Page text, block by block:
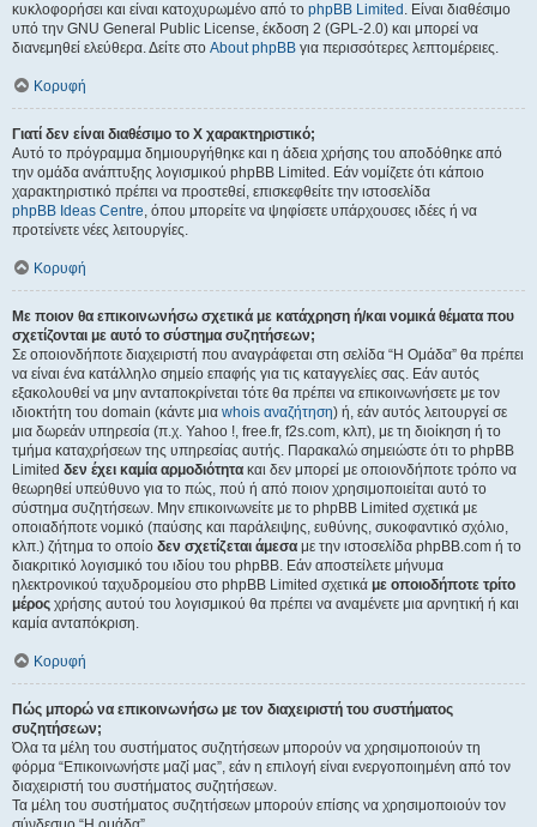
κυκλοφορήσει και είναι κατοχυρωμένο από το phpBB Limited . Είναι διαθέσιμο
υπό την GNU General Public License, έκδοση 2 (GPL-2.0) και μπορεί να
διανεμηθεί ελεύθερα. Δείτε στο About phpBB για περισσότερες λεπτομέρειες.
Κορυφή
Γιατί δεν είναι διαθέσιμο το Χ χαρακτηριστικό;
Αυτό το πρόγραμμα δημιουργήθηκε και η άδεια χρήσης του αποδόθηκε από
την ομάδα ανάπτυξης λογισμικού phpBB Limited. Εάν νομίζετε ότι κάποιο
χαρακτηριστικό πρέπει να προστεθεί, επισκεφθείτε την ιστοσελίδα
phpBB Ideas Centre, όπου μπορείτε να ψηφίσετε υπάρχουσες ιδέες ή να
προτείνετε νέες λειτουργίες.
Κορυφή
Με ποιον θα επικοινωνήσω σχετικά με κατάχρηση ή/και νομικά θέματα που
σχετίζονται με αυτό το σύστημα συζητήσεων;
Σε οποιονδήποτε διαχειριστή που αναγράφεται στη σελίδα “Η Ομάδα” θα πρέπει
να είναι ένα κατάλληλο σημείο επαφής για τις καταγγελίες σας. Εάν αυτός
εξακολουθεί να μην ανταποκρίνεται τότε θα πρέπει να επικοινωνήσετε με τον
ιδιοκτήτη του domain (κάντε μια whois αναζήτηση) ή, εάν αυτός λειτουργεί σε
μια δωρεάν υπηρεσία (π.χ. Yahoo !, free.fr, f2s.com, κλπ), με τη διοίκηση ή το
τμήμα καταχρήσεων της υπηρεσίας αυτής. Παρακαλώ σημειώστε ότι το phpBB
Limited δεν έχει καμία αρμοδιότητα και δεν μπορεί με οποιονδήποτε τρόπο να
θεωρηθεί υπεύθυνο για το πώς, πού ή από ποιον χρησιμοποιείται αυτό το
σύστημα συζητήσεων. Μην επικοινωνείτε με το phpBB Limited σχετικά με
οποιαδήποτε νομικό (παύσης και παράλειψης, ευθύνης, συκοφαντικό σχόλιο,
κλπ.) ζήτημα το οποίο δεν σχετίζεται άμεσα με την ιστοσελίδα phpBB.com ή το
διακριτικό λογισμικό του ιδίου του phpBB. Εάν αποστείλετε μήνυμα
ηλεκτρονικού ταχυδρομείου στο phpBB Limited σχετικά με οποιοδήποτε τρίτο
μέρος χρήσης αυτού του λογισμικού θα πρέπει να αναμένετε μια αρνητική ή και
καμία ανταπόκριση.
Κορυφή
Πώς μπορώ να επικοινωνήσω με τον διαχειριστή του συστήματος
συζητήσεων;
Όλα τα μέλη του συστήματος συζητήσεων μπορούν να χρησιμοποιούν τη
φόρμα “Επικοινωνήστε μαζί μας”, εάν η επιλογή είναι ενεργοποιημένη από τον
διαχειριστή του συστήματος συζητήσεων.
Τα μέλη του συστήματος συζητήσεων μπορούν επίσης να χρησιμοποιούν τον